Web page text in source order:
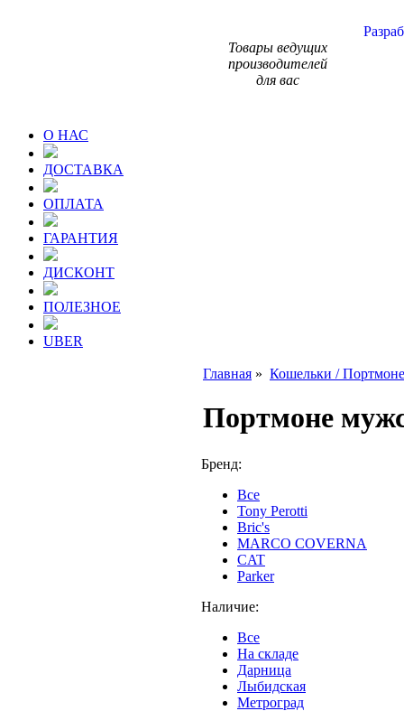
Товары ведущих
производителей
для вас
О НАС
ДОСТАВКА
ОПЛАТА
ГАРАНТИЯ
ДИСКОНТ
ПОЛЕЗНОЕ
UBER
Главная » Кошельки / Портмоне
Портмоне
Бренд:
Все
Tony Perotti
Bric's
MARCO COVERNA
CAT
Parker
Наличие:
Все
На складе
Дарница
Лыбидская
Метроград